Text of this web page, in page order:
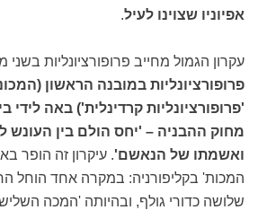
אפיוניו שצוינו לעיל.
עקרון הגמול מחייב פרופורציונליות בשני
פרופורציונליות במובנה הראשון
'פרופורציונליות קרדינלית') באה לידי
מחוק ההבניה – 'יחס הולם בין העונש
ואשמתו של הנאשם'. עיקרון זה הופר
המכות' בקליפורניה: במקרה אחד הוחל
שלושה כדורי גולף, ובהיותה 'המכה